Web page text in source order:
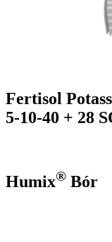
Fertisol
5-10-40 + 28
Humix® Bór